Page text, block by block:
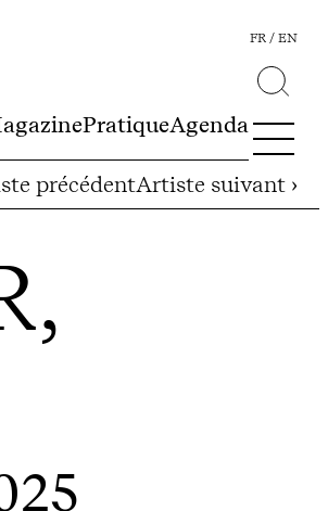
PratiqueAgenda
FR EN
précédentArtiste suivant ›